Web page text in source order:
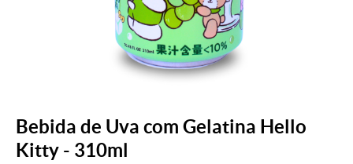
Bebida de Uva com Gelatina Hello
Kitty - 310ml